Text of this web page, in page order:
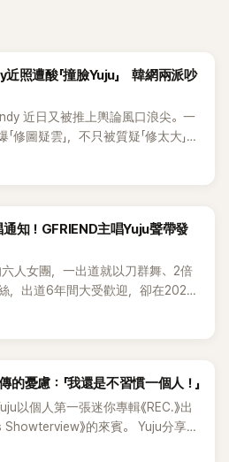
照遭酸「撞臉Yuju」 韓網兩派吵
近日又被推上輿論風口浪尖。一
修圖疑雲」，不只被質疑「修太大」，
再度浮上檯面，韓網瞬間炸鍋。 事
就屢次被點名「外貌變化明
。這回風波再起，有粉絲替她緩
，藝人修圖早已司空見慣，沒必要
毫不留情，直接把話題拉回整形爭
酸：「她根本是整形上癮，只有粉絲
有修，她又不是什麼網紅照騙，反正
甚至還有人反向替她說話：「老實
百倍。」 一張自拍，再次把
粉絲與路人各說各話。照片到底有
知！GFRIEND主唱Yuju聲帶發
人女團，一出道就以刀群舞、2倍
，出道6年間大受歡迎，卻在2021
約、各自發展。時隔約5年，
診斷出聲帶發炎，仍在舞台上展現
堅韌的毅力與敬業精神。 當天，
gustas tu》、《NAVILLERA》以及
夯曲，搭配強而有力的歌聲與表演，
憂慮：「我還是不習慣一個人！」
以個人第一張迷你專輯《REC.》出
Showterview》的來賓。 Yuju分享了
傳和單獨宣傳的區別，她說：「首